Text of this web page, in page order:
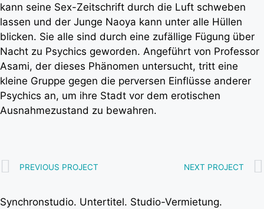
kann seine Sex-Zeitschrift durch die Luft schweben
lassen und der Junge Naoya kann unter alle Hüllen
blicken. Sie alle sind durch eine zufällige Fügung über
Nacht zu Psychics geworden. Angeführt von Professor
Asami, der dieses Phänomen untersucht, tritt eine
kleine Gruppe gegen die perversen Einflüsse anderer
Psychics an, um ihre Stadt vor dem erotischen
Ausnahmezustand zu bewahren.
PREVIOUS PROJECT NEXT PROJECT
Synchronstudio. Untertitel. Studio-Vermietung.